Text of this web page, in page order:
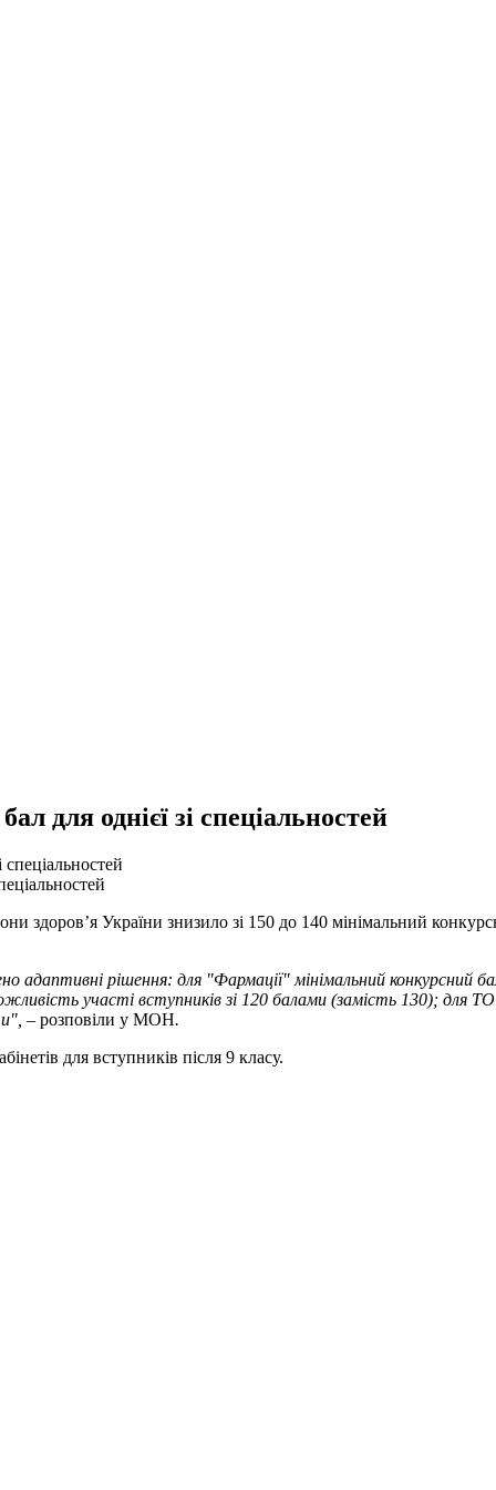
однієї зі спеціальностей
здоров’я України знизило зі 150 до 140 мінімальний
адаптивні рішення: для "Фармації" мінімальний конкурсний
участі вступників зі 120 балами (замість 130); для
– розповіли у МОН.
для вступників після 9 класу.